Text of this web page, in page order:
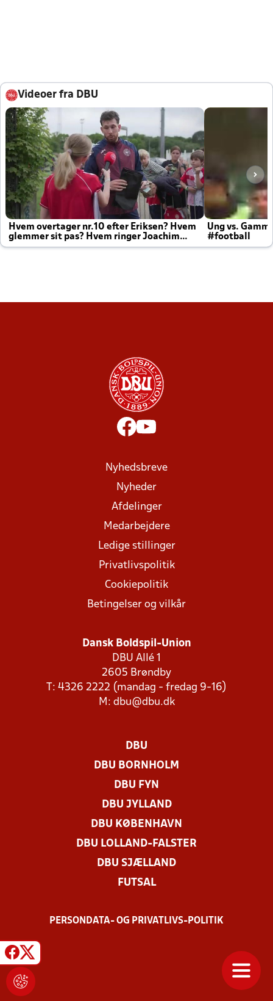
Videoer fra DBU
Hvem overtager nr.10 efter Eriksen? Hvem
glemmer sit pas? Hvem ringer Joachim
altid til efter kampe?
Ung vs.
#football
Nyhedsbreve
Nyheder
Afdelinger
Medarbejdere
Ledige stillinger
Privatlivspolitik
Cookiepolitik
Betingelser og vilkår
Dansk Boldspil-Union
DBU Allé 1
2605 Brøndby
T: 4326 2222 (mandag - fredag 9-16)
M: dbu@dbu.dk
DBU
DBU BORNHOLM
DBU FYN
DBU JYLLAND
DBU KØBENHAVN
DBU LOLLAND-FALSTER
DBU SJÆLLAND
FUTSAL
PERSONDATA- OG PRIVATLIVS-POLITIK